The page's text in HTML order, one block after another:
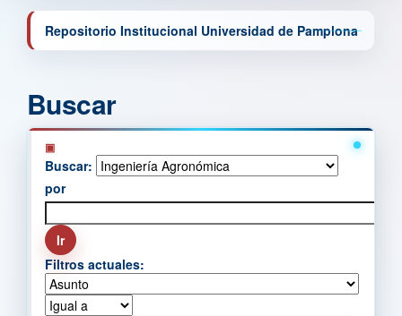
Repositorio Institucional Universidad de Pamplona
Buscar
Buscar:
por
Filtros actuales: